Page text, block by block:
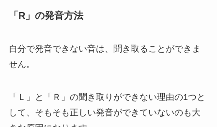
「R」の発音方法
自分で発音できない音は、聞き取ることができま
せん。
「Ｌ」と「Ｒ」の聞き取りができない理由の1つと
して、そもそも正しい発音ができていないのも大